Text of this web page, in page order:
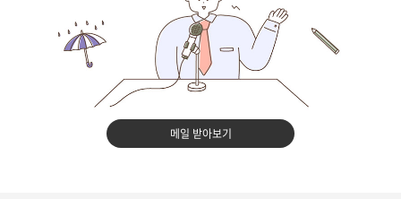
메일 받아보기